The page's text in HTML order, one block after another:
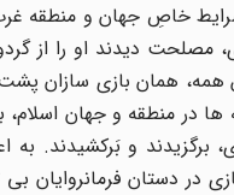
خاصِ جهان و منطقه
مصلحت دیدند او را از
همه، همان بازی سازان
در منطقه و جهان اسلام،
برگزیدند و بَرکشیدند.
در دستان فرمانروایان